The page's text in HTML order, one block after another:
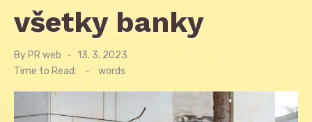
všetky banky
By PR web
Posted
13. 3. 2023
Time to Read:
- words